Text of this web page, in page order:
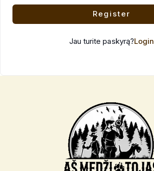
Register
Jau turite paskyrą?Login